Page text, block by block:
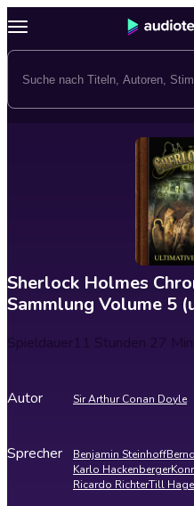
Sherlock Holmes
Sammlung Volume 5
Spieldauer11 Stunden 27
Autor Sir Arthur Conan Doyle
Sprecher Benjamin Steinhoff
Karlo Hackenberger
Ricardo RichterTill